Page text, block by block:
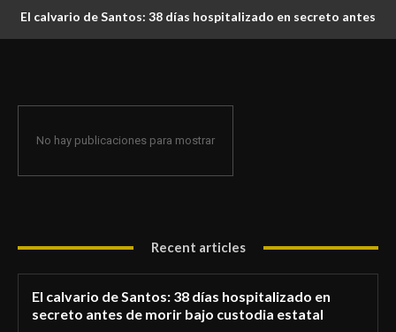
El calvario de Santos: 38 días hospitalizado en secreto antes
No hay publicaciones para mostrar
Recent articles
El calvario de Santos: 38 días hospitalizado en
secreto antes de morir bajo custodia estatal